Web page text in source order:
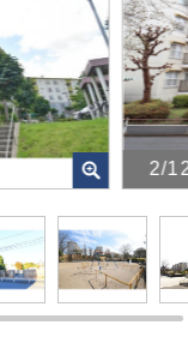
2/
画
像
を
ク
リ